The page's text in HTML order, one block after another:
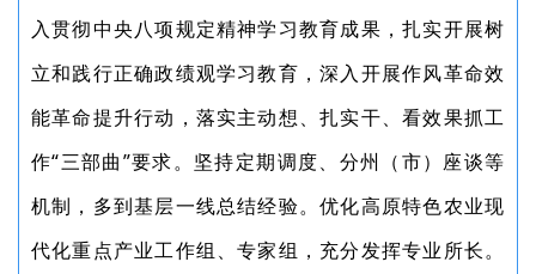
入贯彻中央八项规定精神学习教育成果，扎实开展树
立和践行正确政绩观学习教育，深入开展作风革命效
能革命提升行动，落实主动想、扎实干、看效果抓工
作“三部曲”要求。坚持定期调度、分州（市）座谈等
机制，多到基层一线总结经验。优化高原特色农业现
代化重点产业工作组、专家组，充分发挥专业所长。